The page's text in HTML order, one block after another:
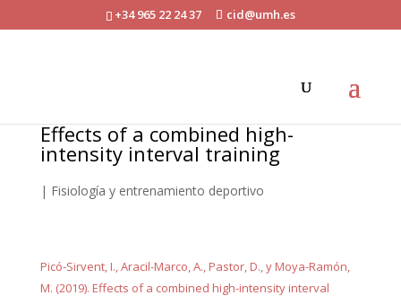
+34 965 22 24 37 cid@umh.es
Effects of a combined high-
intensity interval training
| Fisiología y entrenamiento deportivo
Picó-Sirvent, I., Aracil-Marco, A., Pastor, D., y Moya-Ramón,
M. (2019). Effects of a combined high-intensity interval